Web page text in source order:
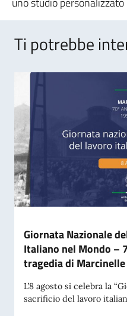
Ti potrebbe
Giornata Nazionale
Italiano nel Mondo –
tragedia di Marcinelle
L’8 agosto si celebra la
sacrificio del lavoro